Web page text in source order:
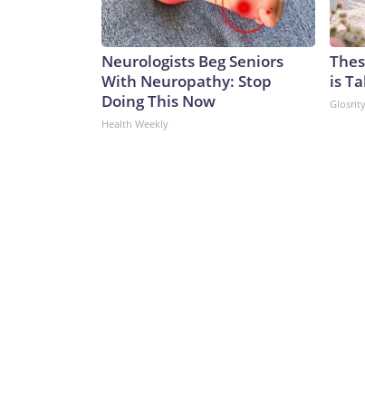
Neurologists Beg Seniors
With Neuropathy: Stop
Doing This Now
Health Weekly
is
Glosrity